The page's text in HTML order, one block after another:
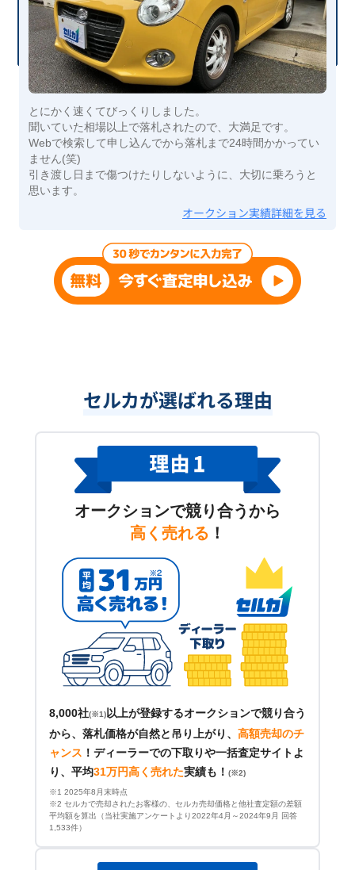
とにかく速くてびっくりしました。
聞いていた相場以上で落札されたので、大満足です。
Webで検索して申し込んでから落札まで24時間かかってい
ません(笑)
引き渡し日まで傷つけたりしないように、大切に乗ろうと
思います。
オークション実績詳細を見る
セルカが選ばれる理由
オークションで競り合うから
高く売れる ！
8,000社(※1) 以上が登録するオークションで競り合う
から、落札価格が自然と吊り上がり、 高額売却のチ
ャンス ！ ディーラーでの下取りや一括査定サイトよ
り、平均31万円高く売れた実績も！ (※2)
※1 2025年8月末時点
※2 セルカで売却されたお客様の、セルカ売却価格と他社査定額の差額
平均額を算出（当社実施アンケートより2022年4月～2024年9月 回答
1,533件）